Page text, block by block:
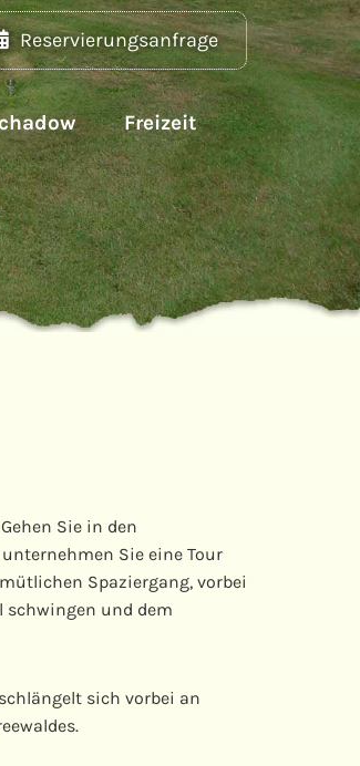
Reservierungsanfrage
Freizeit
Sie in den
Sie eine Tour
Spaziergang, vorbei
schwingen und dem
sich vorbei an